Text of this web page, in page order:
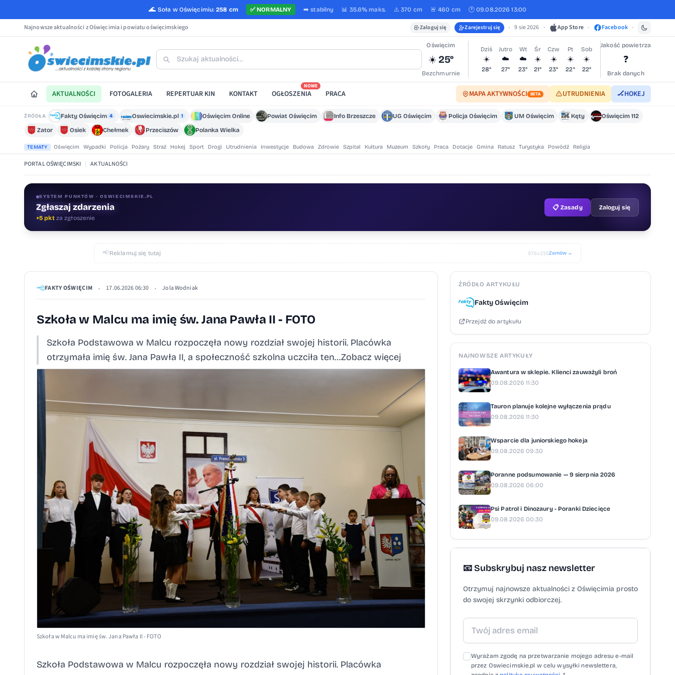
🌊 Soła w Oświęcimiu: 258 cm ✅NORMALNY ➡️stabilny 📊 35.6% maks. ⚠️ 370 cm 🚨 460 cm 🕐 09.08.2026 13:00
Najnowsze aktualności z Oświęcimia i powiatu oświęcimskiego Zaloguj się Zarejestruj się • 9 sie 2026 • App Store • Facebook •
Oświęcim
☀️25°
Bezchmurnie
Dziś
☀️
28°
Jutro
☁️
27°
Wt
☁️
23°
Śr
☀️
21°
Czw
☀️
23°
Pt
☀️
22°
Sob
☀️
22°
Jakość powietrza
❓
Brak danych
AKTUALNOŚCI FOTOGALERIA REPERTUAR KIN KONTAKT OGŁOSZENIA
NOWE
PRACA MAPA AKTYWNOŚCI BETA UTRUDNIENIA 🏒HOKEJ
ŹRÓDŁA Fakty Oświęcim 4 Oswiecimskie.pl 1 Oświęcim Online Powiat Oświęcim Info Brzeszcze UG Oświęcim Policja Oświęcim UM Oświęcim Kęty
Oświęcim 112
Zator
Osiek Chełmek Przeciszów Polanka Wielka
TEMATY Oświęcim Wypadki Policja Pożary Straż Hokej Sport Drogi Utrudnienia Inwestycje Budowa Zdrowie Szpital Kultura Muzeum Szkoły Praca Dotacje Gmina Ratusz Turystyka Powódź Religia
PORTAL OŚWIĘCIMSKI | AKTUALNOŚCI
SYSTEM PUNKTÓW · OSWIECIMSKIE.PL
Oceniaj treści
+1 pktza ocenę
📋 Zasady Zaloguj się
📢Reklamuj się tutaj 970×250Zamów →
FAKTY OŚWIĘCIM • 17.06.2026 06:30 • Jola Wodniak
Szkoła w Malcu ma imię św. Jana Pawła II - FOTO
Szkoła Podstawowa w Malcu rozpoczęła nowy rozdział swojej historii. Placówka
otrzymała imię św. Jana Pawła II, a społeczność szkolna uczciła ten…Zobacz więcej
Szkoła w Malcu ma imię św. Jana Pawła II - FOTO
Szkoła Podstawowa w Malcu rozpoczęła nowy rozdział swojej historii. Placówka
ŹRÓDŁO ARTYKUŁU
Fakty Oświęcim
Przejdź do artykułu
NAJNOWSZE ARTYKUŁY
Awantura w sklepie. Klienci zauważyli broń
09.08.2026 11:30
Tauron planuje kolejne wyłączenia prądu
09.08.2026 11:30
Wsparcie dla juniorskiego hokeja
09.08.2026 09:30
Poranne podsumowanie — 9 sierpnia 2026
09.08.2026 06:00
Psi Patrol i Dinozaury - Poranki Dziecięce
09.08.2026 00:30
📧 Subskrybuj nasz newsletter
Otrzymuj najnowsze aktualności z Oświęcimia prosto
do swojej skrzynki odbiorczej.
Wyrażam zgodę na przetwarzanie mojego adresu e-mail
przez Oswiecimskie.pl w celu wysyłki newslettera,